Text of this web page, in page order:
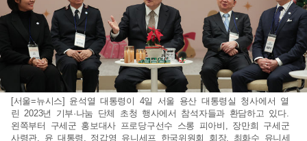
[서울=뉴시스] 윤석열 대통령이 4일 서울 용산 대통령실 청사에서 열
린 2023년 기부·나눔 단체 초청 행사에서 참석자들과 환담하고 있다.
왼쪽부터 구세군 홍보대사 프로당구선수 스롱 피아비, 장만희 구세군
사령관, 윤 대통령, 정갑영 유니세프 한국위원회 회장, 최화수 유니세